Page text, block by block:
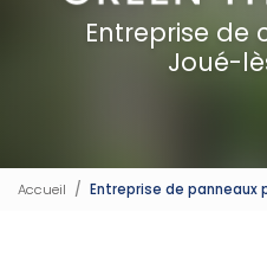
Entreprise de
Joué-
Accueil Entreprise de